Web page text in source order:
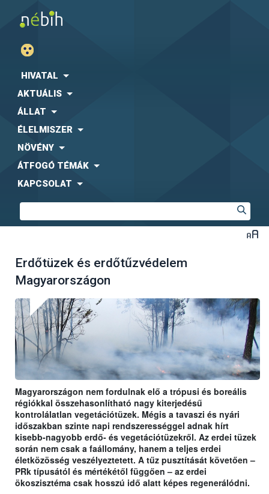
HIVATAL
AKTUÁLIS
ÁLLAT
ÉLELMISZER
NÖVÉNY
ÁTFOGÓ TÉMÁK
KAPCSOLAT
Erdőtüzek és erdőtűzvédelem
Magyarországon
Magyarországon nem fordulnak elő a trópusi és boreális
régiókkal összehasonlítható nagy kiterjedésű
kontrolálatlan vegetációtüzek. Mégis a tavaszi és nyári
időszakban szinte napi rendszerességgel adnak hírt
kisebb-nagyobb erdő- és vegetációtüzekről. Az erdei tüzek
során nem csak a faállomány, hanem a teljes erdei
életközösség veszélyeztetett. A tűz pusztítását követően –
PRk típusától és mértékétől függően – az erdei
ökoszisztéma csak hosszú idő alatt képes regenerálódni.